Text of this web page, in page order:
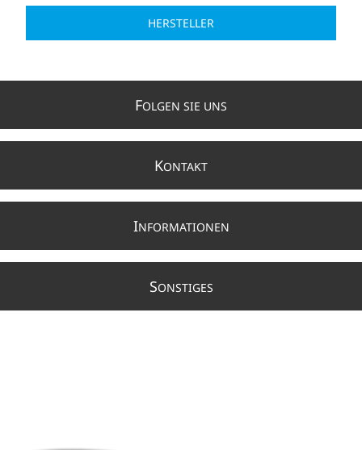
HERSTELLER
FOLGEN SIE UNS
KONTAKT
INFORMATIONEN
SONSTIGES